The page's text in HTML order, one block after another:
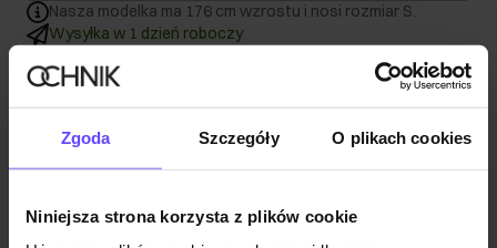
Zgoda Szczegóły O plikach cookies
Niniejsza strona korzysta z plików cookie
Nasza modelka ma 176 cm wzrostu i nosi rozmiar S.
Wysyłka w 1 dzień roboczy
Opis produktu
Szczegóły
Skład